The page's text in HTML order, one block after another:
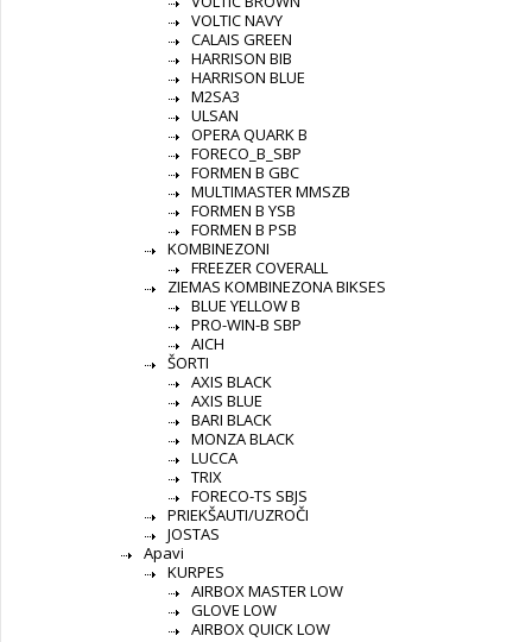
VOLTIC NAVY
CALAIS GREEN
HARRISON BIB
HARRISON BLUE
M2SA3
ULSAN
OPERA QUARK B
FORECO_B_SBP
FORMEN B GBC
MULTIMASTER MMSZB
FORMEN B YSB
FORMEN B PSB
KOMBINEZONI
FREEZER COVERALL
ZIEMAS KOMBINEZONA BIKSES
BLUE YELLOW B
PRO-WIN-B SBP
AICH
ŠORTI
AXIS BLACK
AXIS BLUE
BARI BLACK
MONZA BLACK
LUCCA
TRIX
FORECO-TS SBJS
PRIEKŠAUTI/UZROČI
JOSTAS
Apavi
KURPES
AIRBOX MASTER LOW
GLOVE LOW
AIRBOX QUICK LOW